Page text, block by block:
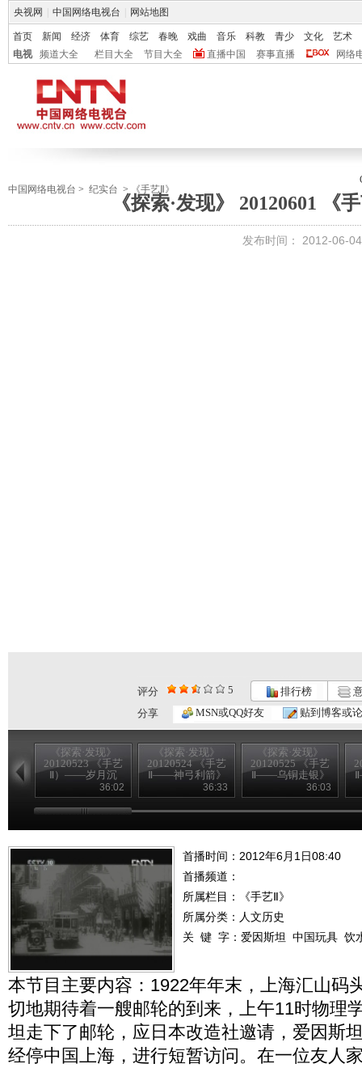
央视网 中国网络电视台 网站地图
首页 新闻 经济 体育 综艺 春晚 戏曲 音乐 科教 青少 文化
艺术
电视
频道大全 栏目大全 节目大全 直播中国 赛事直播 网络
中国网络电视台 > 纪实台 > 《手艺Ⅱ》
《探索·发现》 20120601
发布时间： 2012-06-
评分 5 排行榜
分享
MSN或QQ好友 贴到博客或
《探索·发现》
20120523 《手艺
Ⅱ）——岁月沉
36:02
《探索·发现》
20120524 《手艺
Ⅱ——神弓利箭》
36:33
《探索·发现》
20120525 《手艺
Ⅱ——乌铜走银》
36:03
首播时间：2012年6月1日08:40
首播频道：
所属栏目：
《手艺Ⅱ》
所属分类：人文历史
关 键 字： 爱因斯坦 中国玩具 饮
本节目主要内容：1922年年末，上海汇山码
切地期待着一艘邮轮的到来，上午11时物理
坦走下了邮轮，应日本改造社邀请，爱因斯
经停中国上海，进行短暂访问。在一位友人